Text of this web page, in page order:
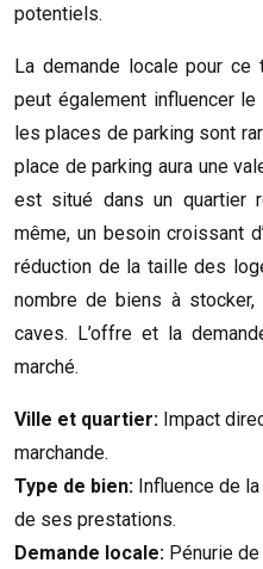
potentiels.
La demande locale pour
peut également influencer
les places de parking sont
place de parking aura une
est situé dans un quartier
même, un besoin croissant
réduction de la taille des
nombre de biens à
caves. L’offre et la
marché.
Ville et quartier: Impact
marchande.
Type de bien: Influence de
de ses prestations.
Demande locale: Pénurie